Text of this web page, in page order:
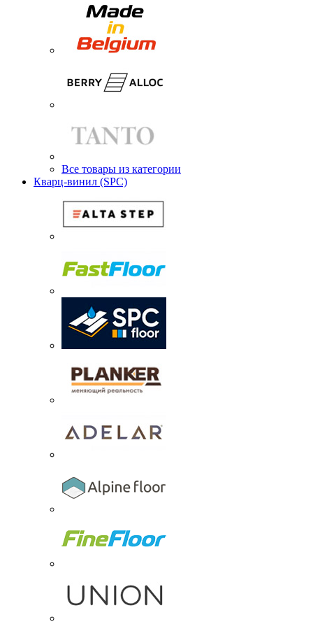
Все товары из категории
Кварц-винил (SPC)